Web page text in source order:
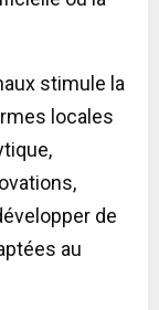
stimule la
locales
de
au